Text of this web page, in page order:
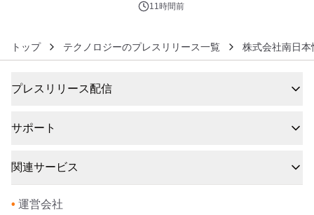
11時間前
トップ テクノロジーのプレスリリース一覧 株式会社南日
プレスリリース配信
サポート
関連サービス
• 運営会社